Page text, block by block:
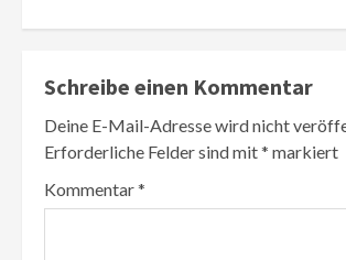
Schreibe einen Kommentar
Deine E-Mail-Adresse wird nicht
Erforderliche Felder sind mit* markiert
Kommentar*